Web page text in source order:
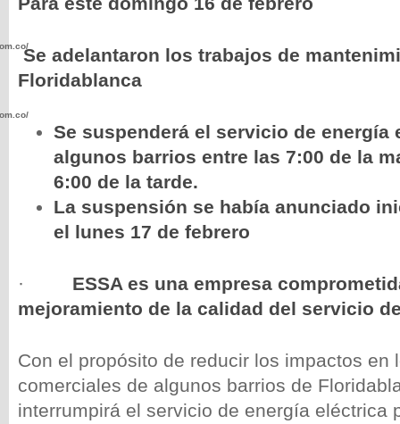
Se adelantaron los trabajos de
Floridablanca
Se suspenderá el servicio de energía
algunos barrios entre las 7:00 de la
6:00 de la tarde.
La suspensión se había anunciado
el lunes 17 de febrero
· ESSA es una empresa
mejoramiento de la calidad del servicio
Con el propósito de reducir los impactos en
comerciales de algunos barrios de
interrumpirá el servicio de energía eléctrica
wp-
wp-